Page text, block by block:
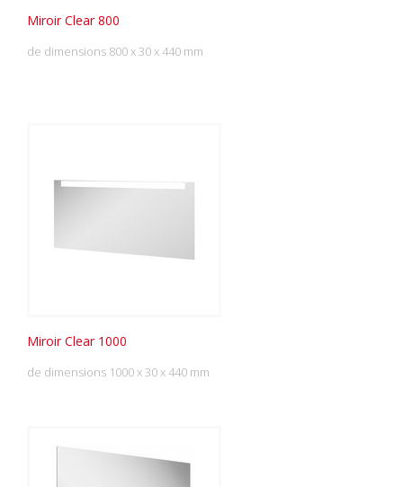
Miroir Clear 800
de dimensions 800 x 30 x 440 mm
Miroir Clear 1000
de dimensions 1000 x 30 x 440 mm